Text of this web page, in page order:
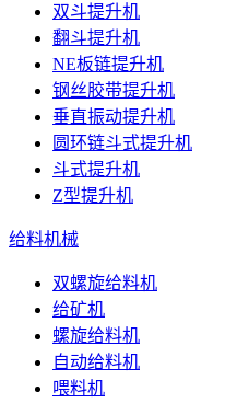
双斗提升机
翻斗提升机
NE板链提升机
钢丝胶带提升机
垂直振动提升机
圆环链斗式提升机
斗式提升机
Z型提升机
给料机械
双螺旋给料机
给矿机
螺旋给料机
自动给料机
喂料机